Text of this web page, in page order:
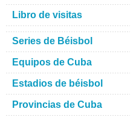
Libro de visitas
Series de Béisbol
Equipos de Cuba
Estadios de béisbol
Provincias de Cuba